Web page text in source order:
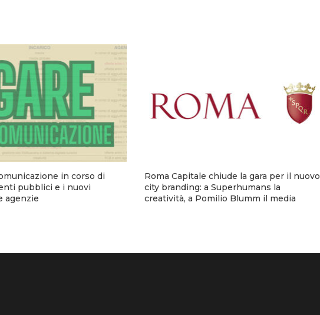
in corso di
pubblici e i nuovi
agenzie
Roma Capitale chiude la gara per il nuovo
city branding: a Superhumans la
creatività, a Pomilio Blumm il media